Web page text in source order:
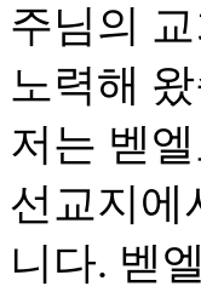
주님의
노력해
저는 벧
선교지에
니다. 벧